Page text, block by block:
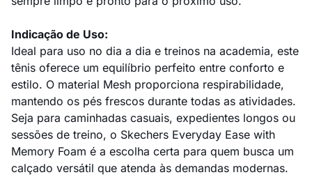
Indicação de Uso:
Ideal para uso no dia a dia e treinos na academia, este
tênis oferece um equilíbrio perfeito entre conforto e
estilo. O material Mesh proporciona respirabilidade,
mantendo os pés frescos durante todas as atividades.
Seja para caminhadas casuais, expedientes longos ou
sessões de treino, o Skechers Everyday Ease with
Memory Foam é a escolha certa para quem busca um
calçado versátil que atenda às demandas modernas.